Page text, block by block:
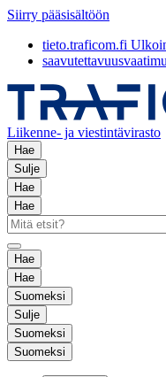
Siirry pääsisältöön
tieto.traficom.fi
Liikenne- ja viestintävirasto
Hae
Sulje
Hae
Hae
Hae
Hae
Suomeksi
Sulje
Suomeksi
Suomeksi